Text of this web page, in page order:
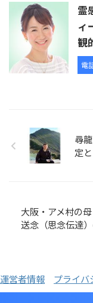
霊
ィ
観
電
尋
定
大阪・アメ村の
送念（思念伝達
運営者情報 プライバ